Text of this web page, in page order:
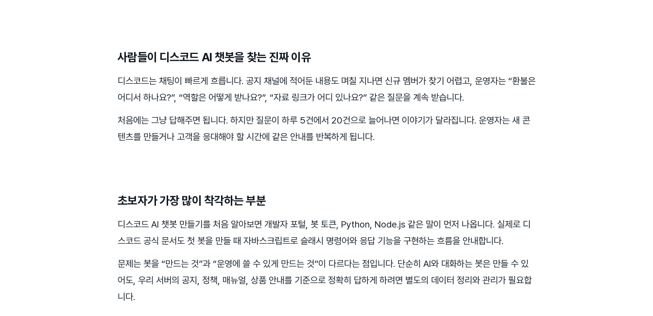
사람들이 디스코드 AI 챗봇을 찾는 진짜 이유
디스코드는 채팅이 빠르게 흐릅니다. 공지 채널에 적어둔 내용도 며칠 지나면 신규 멤버가 찾기 어렵고, 운영자는 “환불은
어디서 하나요?”, “역할은 어떻게 받나요?”, “자료 링크가 어디 있나요?” 같은 질문을 계속 받습니다.
처음에는 그냥 답해주면 됩니다. 하지만 질문이 하루 5건에서 20건으로 늘어나면 이야기가 달라집니다. 운영자는 새 콘
텐츠를 만들거나 고객을 응대해야 할 시간에 같은 안내를 반복하게 됩니다.
초보자가 가장 많이 착각하는 부분
디스코드 AI 챗봇 만들기를 처음 알아보면 개발자 포털, 봇 토큰, Python, Node.js 같은 말이 먼저 나옵니다. 실제로 디
스코드 공식 문서도 첫 봇을 만들 때 자바스크립트로 슬래시 명령어와 응답 기능을 구현하는 흐름을 안내합니다.
문제는 봇을 “만드는 것”과 “운영에 쓸 수 있게 만드는 것”이 다르다는 점입니다. 단순히 AI와 대화하는 봇은 만들 수 있
어도, 우리 서버의 공지, 정책, 매뉴얼, 상품 안내를 기준으로 정확히 답하게 하려면 별도의 데이터 정리와 관리가 필요합
니다.